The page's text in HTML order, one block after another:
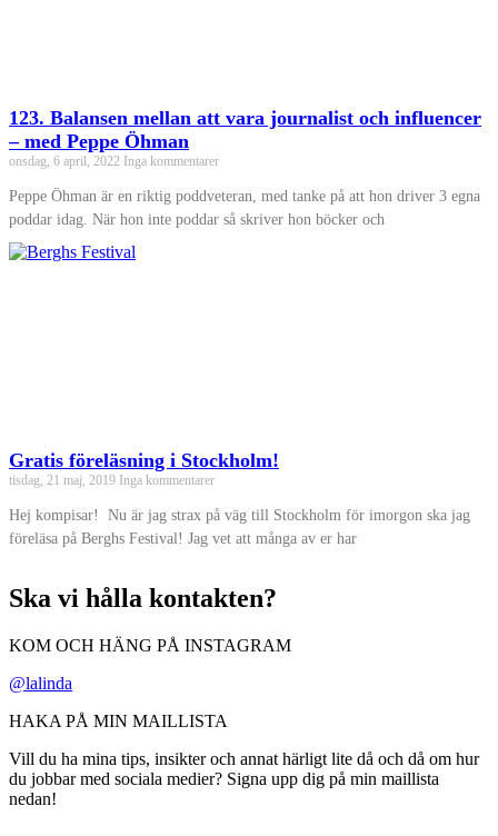
123. Balansen mellan att vara journalist och influencer
– med Peppe Öhman
onsdag, 6 april, 2022 Inga kommentarer
Peppe Öhman är en riktig poddveteran, med tanke på att hon driver 3 egna
poddar idag. När hon inte poddar så skriver hon böcker och
Gratis föreläsning i Stockholm!
tisdag, 21 maj, 2019 Inga kommentarer
Hej kompisar! Nu är jag strax på väg till Stockholm för imorgon ska jag
föreläsa på Berghs Festival! Jag vet att många av er har
Ska vi hålla kontakten?
KOM OCH HÄNG PÅ INSTAGRAM
@lalinda
HAKA PÅ MIN MAILLISTA
Vill du ha mina tips, insikter och annat härligt lite då och då om hur
du jobbar med sociala medier? Signa upp dig på min maillista
nedan!